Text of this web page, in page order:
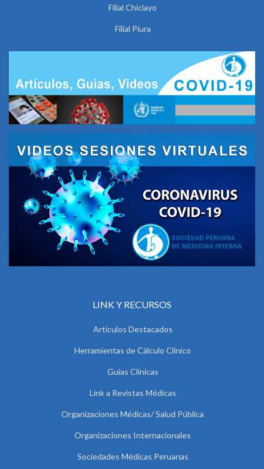
Filial Chiclayo
Filial Piura
LINK Y RECURSOS
Artículos Destacados
Herramientas de Cálculo Clínico
Guías Clínicas
Link a Revistas Médicas
Organizaciones Médicas/ Salud Pública
Organizaciones Internacionales
Sociedades Médicas Peruanas